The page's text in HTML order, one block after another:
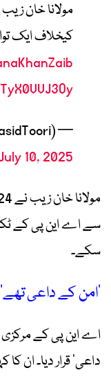
مولانا خان
کیخلاف ایک
— Qasid Abbas Toori
10, 2025
سے اے این پی کے
سکے۔
’امن کے داعی تھے‘
اے این پی کے مرکزی
داعی’ قرار دیا۔ ان